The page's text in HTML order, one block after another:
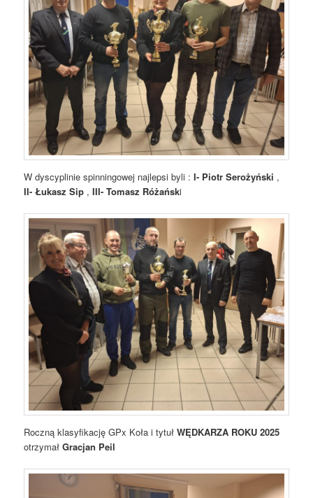
W dyscyplinie spinningowej najlepsi byli : I- Piotr Serożyński ,
II- Łukasz Sip ,III- Tomasz Różański
Roczną klasyfikację GPx Koła i tytułWĘDKARZA ROKU 2025
otrzymałGracjan Peil